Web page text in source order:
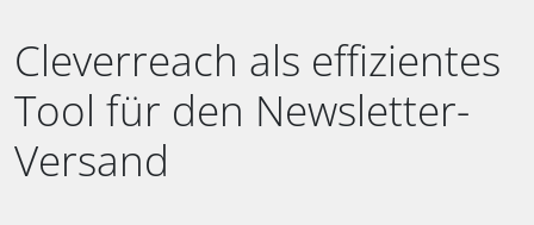
Cleverreach als effizientes
Tool für den Newsletter-
Versand